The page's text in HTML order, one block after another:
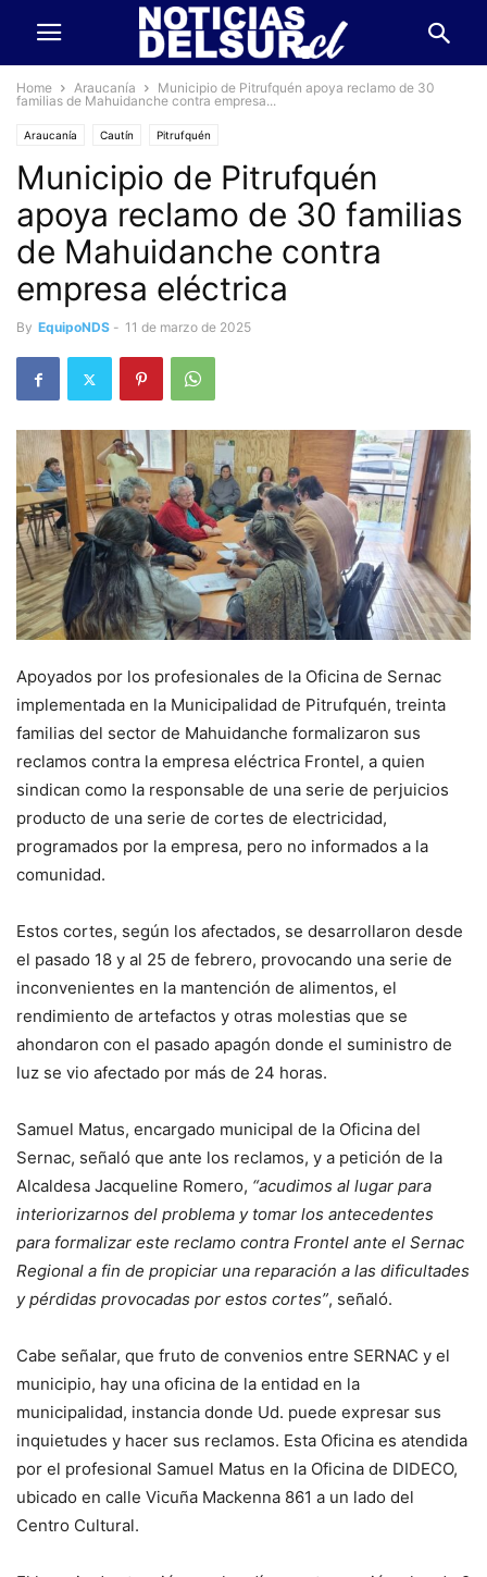
Home Araucanía
Municipio de Pitrufquén apoya reclamo de 30
familias de Mahuidanche contra empresa...
Araucanía Cautín Pitrufquén
Municipio de Pitrufquén
apoya reclamo de 30 familias
de Mahuidanche contra
empresa eléctrica
By EquipoNDS - 11 de marzo de 2025
Apoyados por los profesionales de la Oficina de Sernac
implementada en la Municipalidad de Pitrufquén, treinta
familias del sector de Mahuidanche formalizaron sus
reclamos contra la empresa eléctrica Frontel, a quien
sindican como la responsable de una serie de perjuicios
producto de una serie de cortes de electricidad,
programados por la empresa, pero no informados a la
comunidad.
Estos cortes, según los afectados, se desarrollaron desde
el pasado 18 y al 25 de febrero, provocando una serie de
inconvenientes en la mantención de alimentos, el
rendimiento de artefactos y otras molestias que se
ahondaron con el pasado apagón donde el suministro de
luz se vio afectado por más de 24 horas.
Samuel Matus, encargado municipal de la Oficina del
Sernac, señaló que ante los reclamos, y a petición de la
Alcaldesa Jacqueline Romero, “acudimos al lugar para
interiorizarnos del problema y tomar los antecedentes
para formalizar este reclamo contra Frontel ante el Sernac
Regional a fin de propiciar una reparación a las dificultades
y pérdidas provocadas por estos cortes”, señaló.
Cabe señalar, que fruto de convenios entre SERNAC y el
municipio, hay una oficina de la entidad en la
municipalidad, instancia donde Ud. puede expresar sus
inquietudes y hacer sus reclamos. Esta Oficina es atendida
por el profesional Samuel Matus en la Oficina de DIDECO,
ubicado en calle Vicuña Mackenna 861 a un lado del
Centro Cultural.